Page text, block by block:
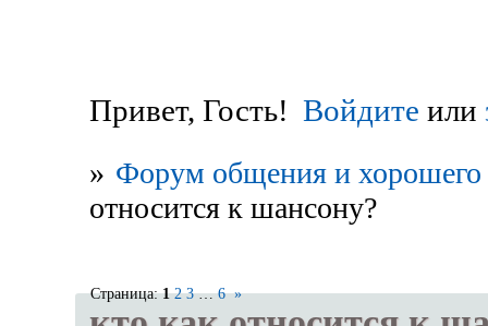
Привет, Гость! Войдите или
» Форум общения и хорошего
относится к шансону?
Страница:1 2 3 … 6 »